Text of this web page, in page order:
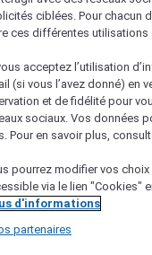
ciblées. Pour chacun
ces différentes utilisations
acceptez l’utilisation
(si vous l’avez donné) en
et de fidélité pour
sociaux. Vos données
Pour en savoir plus,
pourrez modifier vos
via le lien "Cookies"
d'informations
partenaires